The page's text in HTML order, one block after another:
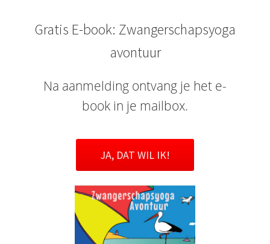
Gratis E-book: Zwangerschapsyoga
avontuur
Na aanmelding ontvang je het e-
book in je mailbox.
JA, DAT WIL IK!